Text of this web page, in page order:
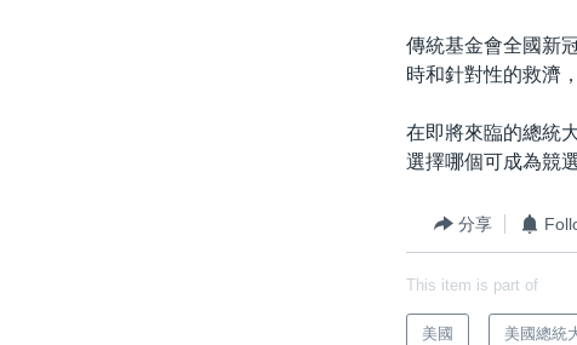
傳統基金會全國新
時和針對性的救濟
在即將來臨的總統
選擇哪個可成為競
分享
This item is part of
美國 美國總統